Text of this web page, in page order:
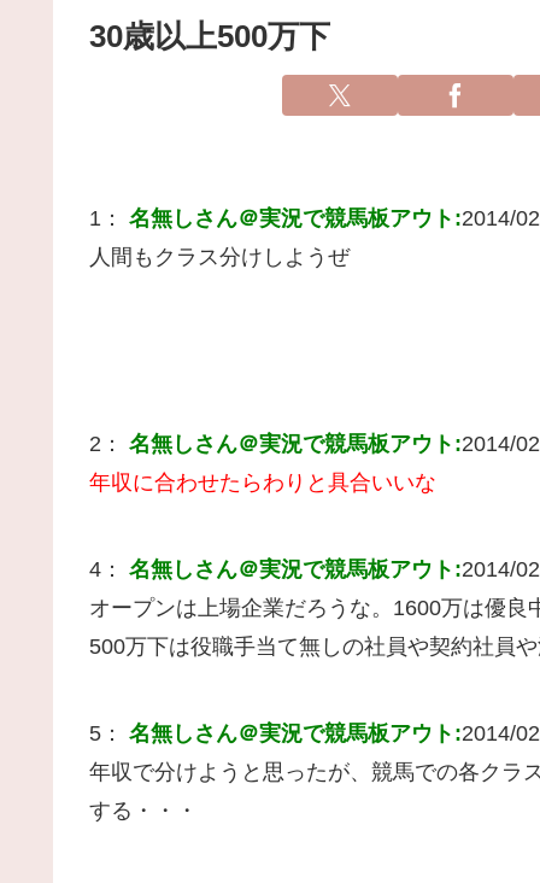
30歳以上500万下
1： 名無しさん＠実況で競馬板アウト:2014/
人間もクラス分けしようぜ
2： 名無しさん＠実況で競馬板アウト:2014/
年収に合わせたらわりと具合いいな
4： 名無しさん＠実況で競馬板アウト:2014/
オープンは上場企業だろうな。1600万は優良
500万下は役職手当て無しの社員や契約社員や
5： 名無しさん＠実況で競馬板アウト:2014/
年収で分けようと思ったが、競馬での各クラ
する・・・